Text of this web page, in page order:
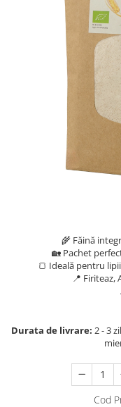
🌾 Făină
🏡 Pachet
🍞 Ideală pentru
📍 Firiteaz,
Durata de livrare: 2 - 3
Cod